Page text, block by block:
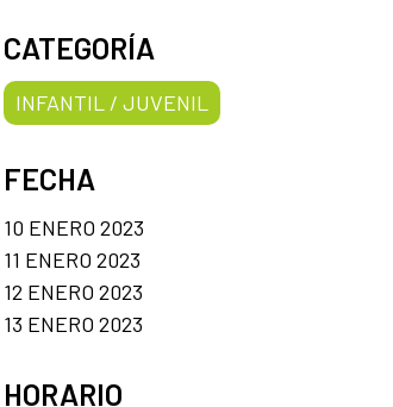
CATEGORÍA
INFANTIL / JUVENIL
FECHA
10 ENERO 2023
11 ENERO 2023
12 ENERO 2023
13 ENERO 2023
HORARIO